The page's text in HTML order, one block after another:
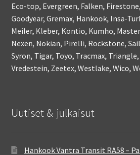
Eco-top, Evergreen, Falken,
Goodyear, Gremax, Hankook, Insa-
Meiler, Kleber, Kontio, Kumho,
Nexen, Nokian, Pirelli, Rockstone,
Syron, Tigar, Toyo, Tracmax,
Vredestein, Zeetex, Westlake, Wico,
Uutiset & julkaisut
Hankook Vantra Transit RA58 –